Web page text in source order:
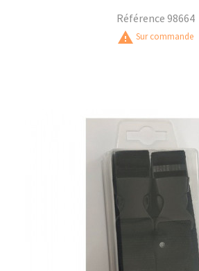
Référence 98664
warning Sur commande